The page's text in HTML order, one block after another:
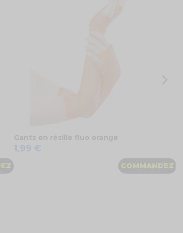
Gants en résille fluo orange
1,99 €
COMMANDEZ